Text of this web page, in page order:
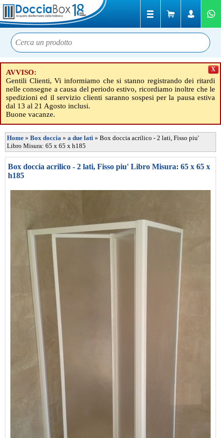
AVVISO:
Gentili Clienti, Vi informiamo che si stanno registrando dei ritardi
nelle consegne a causa del periodo estivo, ricordiamo inoltre che le
spedizioni ed il servizio clienti saranno sospesi per la pausa estiva
dal 13 al 21 Agosto inclusi.
Buone vacanze.
X
Home » Box doccia » a due lati » Box doccia acrilico - 2 lati, Fisso piu'
Libro Misura: 65 x 65 x h185
Box doccia acrilico - 2 lati, Fisso piu' Libro Misura: 65 x 65 x
h185